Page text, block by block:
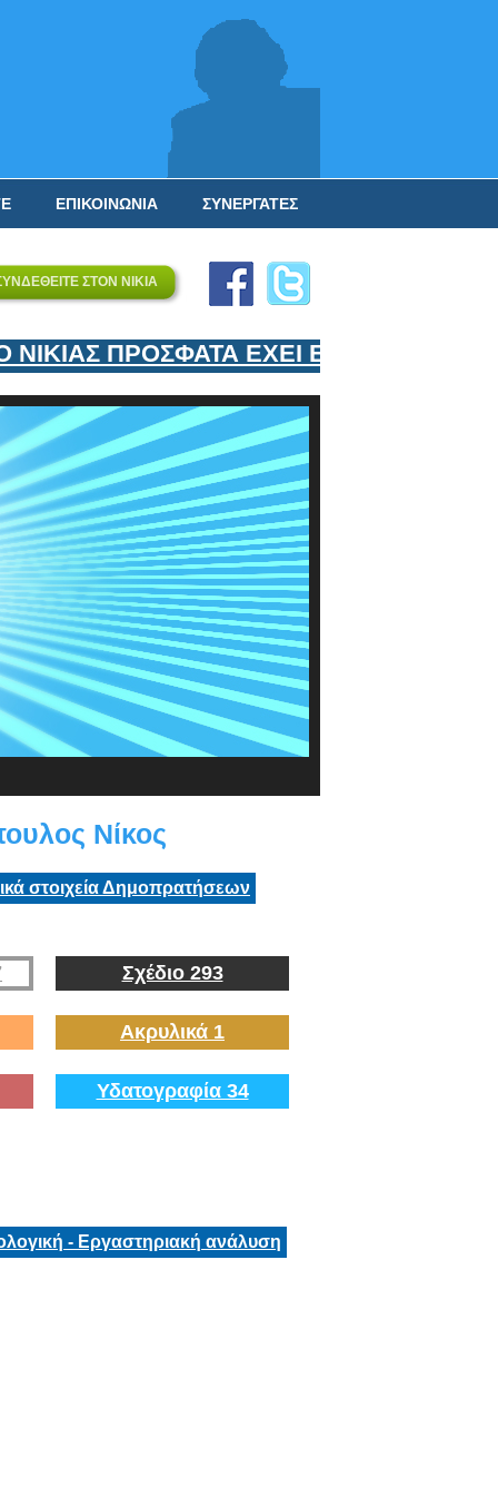
ΣΥΝΕΡΓΑΤΕΣ
ΕΠΙΚΟΙΝΩΝΙΑ
ΣΤΟΝ ΝΙΚΙΑ
ΠΡΟΣΦΑΤΑ ΕΧΕΙ ΕΝΤΑΞΕΙ ΣΤΟΝ
Νίκος
στοιχεία Δημοπρατήσεων
Σχέδιο 293
Ακρυλικά 1
Υδατογραφία 34
- Εργαστηριακή ανάλυση